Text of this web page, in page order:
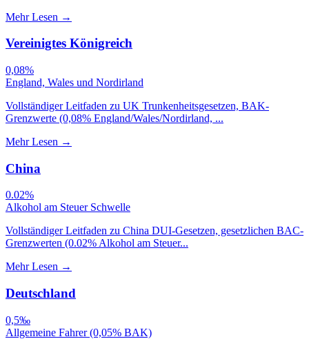
Mehr Lesen →
Vereinigtes Königreich
0,08%
England, Wales und Nordirland
Vollständiger Leitfaden zu UK Trunkenheitsgesetzen, BAK-
Grenzwerte (0,08% England/Wales/Nordirland, ...
Mehr Lesen →
China
0.02%
Alkohol am Steuer Schwelle
Vollständiger Leitfaden zu China DUI-Gesetzen, gesetzlichen BAC-
Grenzwerten (0.02% Alkohol am Steuer...
Mehr Lesen →
Deutschland
0,5‰
Allgemeine Fahrer (0,05% BAK)